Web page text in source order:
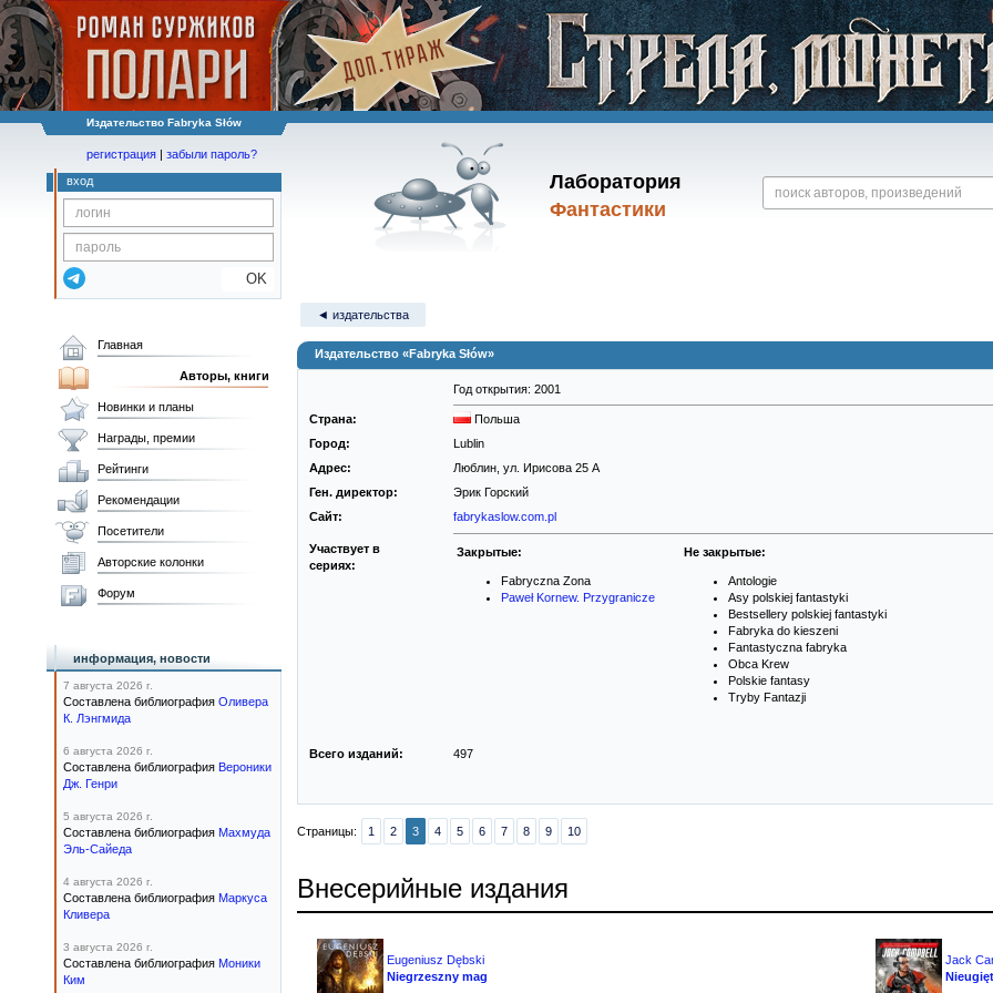
Издательство Fabryka Słów
Лаборатория
Фантастики
регистрация | забыли пароль?
вход
OK
◄ издательства
Издательство «Fabryka Słów»
Год открытия: 2001
Страна:
Польша
Город:
Lublin
Адрес:
Люблин, ул. Ирисова 25 А
Ген. директор:
Эрик Горский
Сайт:
fabrykaslow.com.pl
Участвует в
сериях:
Закрытые:
Fabryczna Zona
Paweł Kornew. Przygranicze
Не закрытые:
Antologie
Asy polskiej fantastyki
Bestsellery polskiej fantastyki
Fabryka do kieszeni
Fantastyczna fabryka
Obca Krew
Polskie fantasy
Tryby Fantazji
Всего изданий: 497
Страницы: 1 2 3 4 5 6 7 8 9 10
Внесерийные издания
Eugeniusz Dębski
Niegrzeszny mag
Jack
Главная
Авторы, книги
Новинки и планы
Награды, премии
Рейтинги
Рекомендации
Посетители
Авторские колонки
Форум
информация, новости
7 августа 2026 г.
Составлена библиография Оливера
К. Лэнгмида
6 августа 2026 г.
Составлена библиография Вероники
Дж. Генри
5 августа 2026 г.
Составлена библиография Махмуда
Эль-Сайеда
4 августа 2026 г.
Составлена библиография Маркуса
Кливера
3 августа 2026 г.
Составлена библиография Моники
Ким